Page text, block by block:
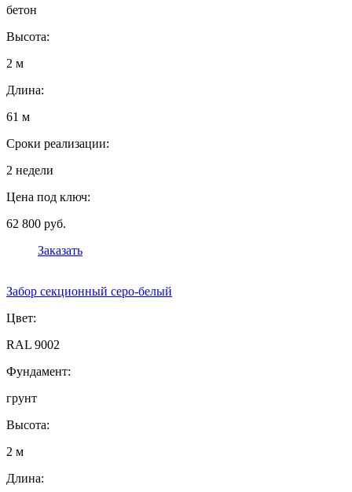
бетон
Высота:
2 м
Длина:
61 м
Сроки реализации:
2 недели
Цена под ключ:
62 800 руб.
Заказать
Забор секционный серо-белый
Цвет:
RAL 9002
Фундамент:
грунт
Высота:
2 м
Длина: